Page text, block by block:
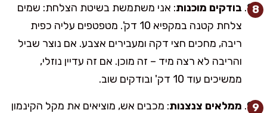
בודקים מוכנות: אני משתמשת בשיטת הצלחת: שמים
צלחת קטנה במקפיא 10 דק'. מטפטפים עליה כפית
ריבה, מחכים חצי דקה ומעבירים אצבע. אם נוצר שביל
והריבה לא רצה מיד – זה מוכן. אם זה עדיין נוזלי,
ממשיכים עוד 10 דק' ובודקים שוב.
ממלאים צנצנות: מכבים אש, מוציאים את מקל הקינמון